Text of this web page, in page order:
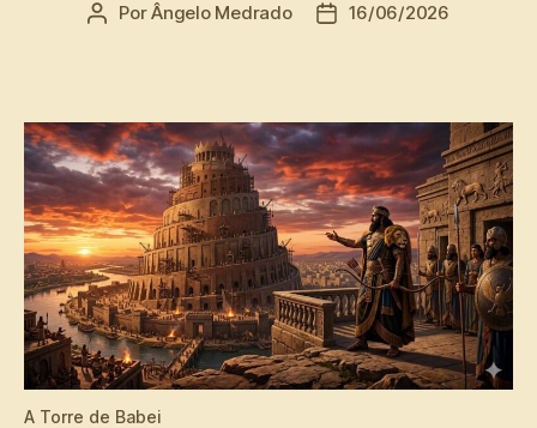
Autor
PorÂngelo Medrado
Data16/06/2026
A Torre de Babei